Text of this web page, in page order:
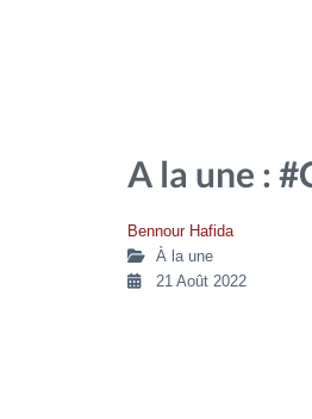
A la une :
Bennour Hafida
À la une
21 Août 2022